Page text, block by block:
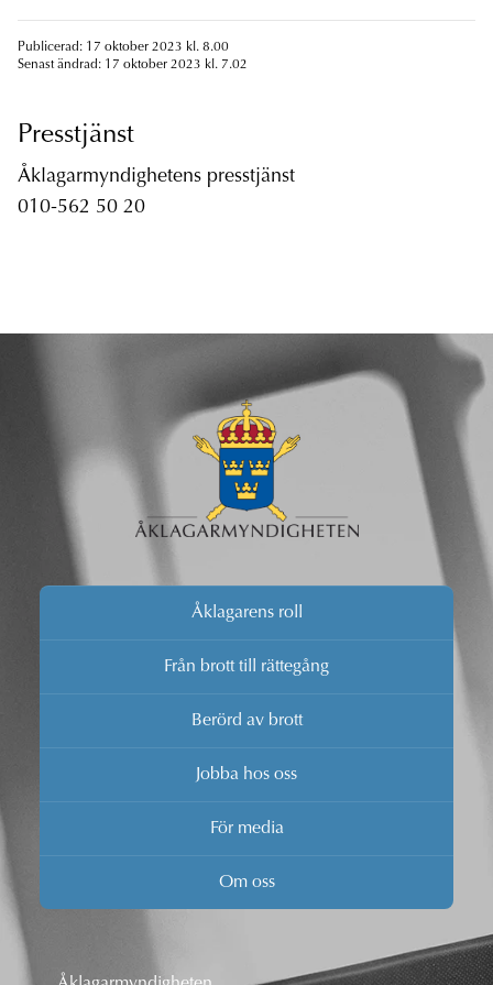
Publicerad: 17 oktober 2023 kl. 8.00
Senast ändrad: 17 oktober 2023 kl. 7.02
Presstjänst
Åklagarmyndighetens presstjänst
010-562 50 20
Åklagarens roll
Från brott till rättegång
Berörd av brott
Jobba hos oss
För media
Om oss